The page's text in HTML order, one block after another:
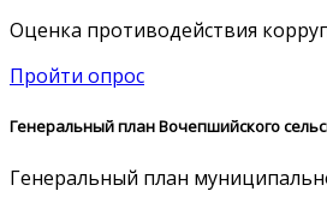
Оценка противодействия
Пройти опрос
Генеральный план Вочепшийского
Генеральный план